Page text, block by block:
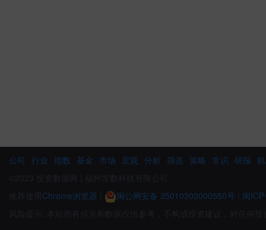
公司 行业 指数 基金 市场 宏观 分析 筛选 策略 常识 研报
©2023 投资数据网 | 福州常数科技有限公司
推荐使用 Chrome浏览器 闽公网安备 35010302000550号
闽
风险提示: 本站所有信息和数据仅供参考，不构成投资建议，对任何